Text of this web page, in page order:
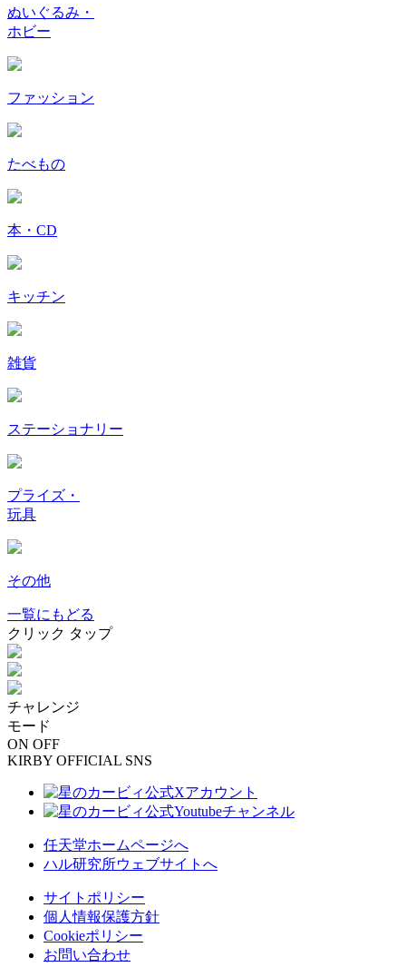
ぬいぐるみ・
ホビー
ファッション
たべもの
本・CD
キッチン
雑貨
ステーショナリー
プライズ・
玩具
その他
一覧にもどる
クリック タップ
チャレンジ
モード
ON OFF
KIRBY OFFICIAL SNS
任天堂ホームページへ
ハル研究所ウェブサイトへ
サイトポリシー
個人情報保護方針
Cookieポリシー
お問い合わせ